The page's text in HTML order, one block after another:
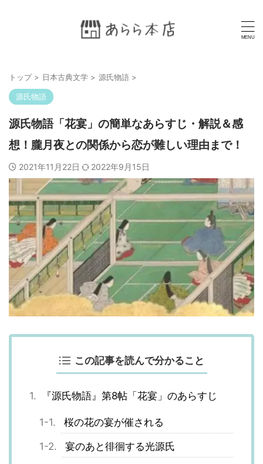
トップ > 日本古典文学 > 源氏物語 >
源氏物語
源氏物語「花宴」の簡単なあらすじ・解説＆感
想！朧月夜との関係から恋が難しい理由まで！
2021年11月22日 2022年9月15日
この記事を読んで分かること
『源氏物語』第8帖「花宴」のあらすじ
桜の花の宴が催される
宴のあと徘徊する光源氏